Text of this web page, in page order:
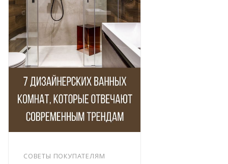
СОВЕТЫ ПОКУПАТЕЛЯМ